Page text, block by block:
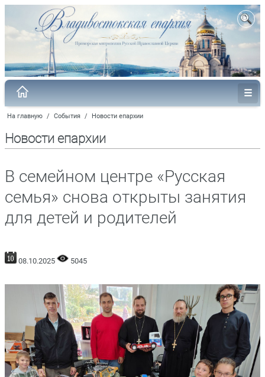
На главную / События / Новости епархии
Новости епархии
В семейном центре «Русская
семья» снова открыты занятия
для детей и родителей
08.10.2025 5045